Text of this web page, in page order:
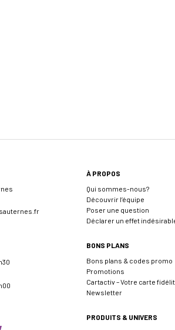
À PROPOS
Qui sommes-nous?
Découvrir l’équipe
Poser une question
Déclarer un effet
BONS PLANS
Bons plans & codes promo
Promotions
Cartactiv – Votre carte
Newsletter
PRODUITS & UNIVERS